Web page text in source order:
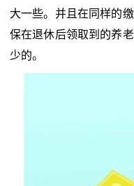
大一些。并且在同样的
保在退休后领取到的养
少的。